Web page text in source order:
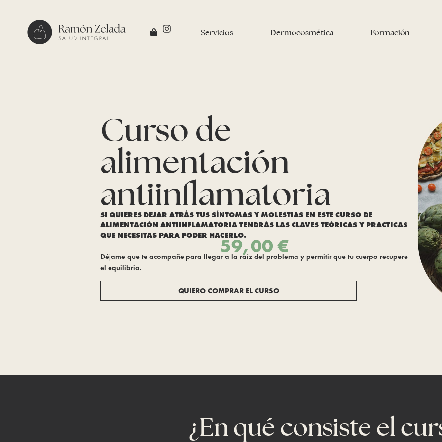
Servicios Dermocosmética Formación
Curso de
alimentación
antiinflamatoria
SI QUIERES DEJAR ATRÁS TUS SÍNTOMAS Y MOLESTIAS EN ESTE CURSO DE
ALIMENTACIÓN ANTIINFLAMATORIA TENDRÁS LAS CLAVES TEÓRICAS Y PRACTICAS
QUE NECESITAS PARA PODER HACERLO.59,00 €
Déjame que te acompañe para llegar a la raíz del problema y permitir que tu cuerpo recupere
el equilibrio.
QUIERO COMPRAR EL CURSO
¿En qué consiste el